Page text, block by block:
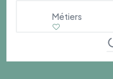
Métiers